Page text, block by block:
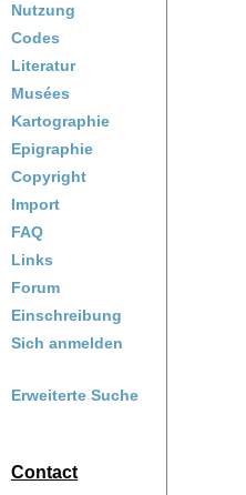
Nutzung
Codes
Literatur
Musées
Kartographie
Epigraphie
Copyright
Import
FAQ
Links
Forum
Einschreibung
Sich anmelden
Erweiterte Suche
Contact